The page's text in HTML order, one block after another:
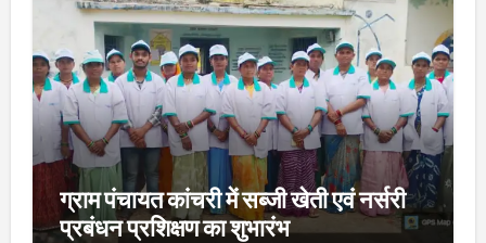
ग्राम पंचायत कांचरी में सब्जी खेती एवं नर्सरी
प्रबंधन प्रशिक्षण का शुभारंभ